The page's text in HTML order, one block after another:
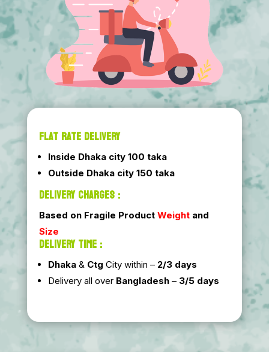
FLAT RATE DELIVERY
Inside Dhaka city 100 taka
Outside Dhaka city 150 taka
DELIVERY CHARGES :
Based on Fragile Product Weightand
Size
DELIVERY TIME :
Dhaka& Ctg City within – 2/3 days
Delivery all over Bangladesh– 3/5 days